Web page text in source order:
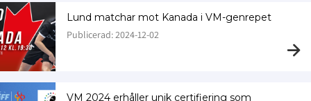
Lund matchar mot Kanada i VM-genrepet
Publicerad: 2024-12-02
VM 2024 erhåller unik certifiering som